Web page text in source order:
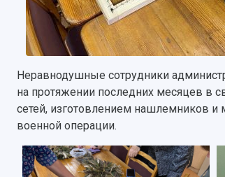
Неравнодушные сотрудники
на протяжении последних месяцев в
сетей, изготовлением нашлемников
военной операции.